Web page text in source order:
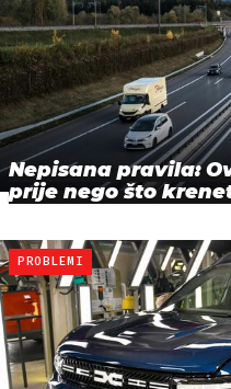
Nepisana pravila:
prije nego što
PROBLEMI